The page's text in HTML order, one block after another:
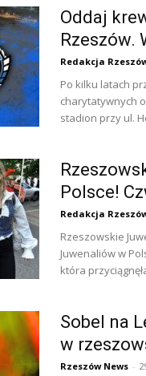
Oddaj
Rzeszów.
Redakcja
Po kilku latach
charytatywnych
stadion przy ul.
Polsce!
Redakcja
Rzeszowskie
Juwenaliów w
która
Sobel na
w
Rzeszów News -